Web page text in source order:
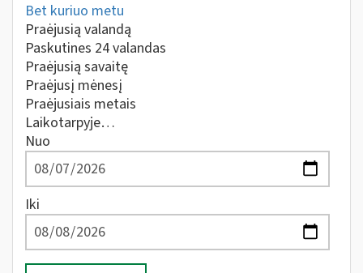
Bet kuriuo metu
Praėjusią valandą
Paskutines 24 valandas
Praėjusią savaitę
Praėjusį mėnesį
Praėjusiais metais
Laikotarpyje…
Nuo
Iki